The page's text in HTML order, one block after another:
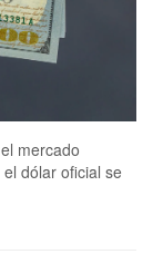
mercado
dólar oficial se